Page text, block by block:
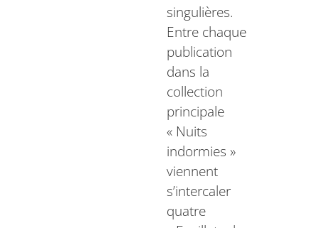
singulières.
Entre chaque
publication
dans la
collection
principale
« Nuits
indormies »
viennent
s’intercaler
quatre